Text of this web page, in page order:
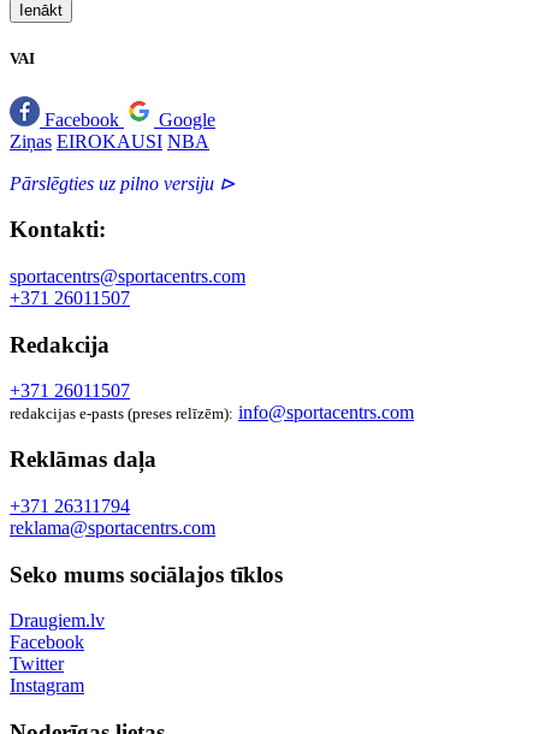
Ienākt
VAI
Facebook
Google
Ziņas EIROKAUSI NBA
Pārslēgties uz pilno versiju ⊳
Kontakti:
sportacentrs@sportacentrs.com
+371 26011507
Redakcija
+371 26011507
redakcijas e-pasts (preses relīzēm): info@sportacentrs.com
Reklāmas daļa
+371 26311794
reklama@sportacentrs.com
Seko mums sociālajos tīklos
Draugiem.lv
Facebook
Twitter
Instagram